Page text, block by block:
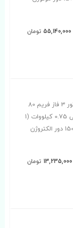
55,140,000 تومان
الکتروموتور 3 فاز فریم 80
آلومینیومی 0.75 کیلووات (1
13,235,000 تومان